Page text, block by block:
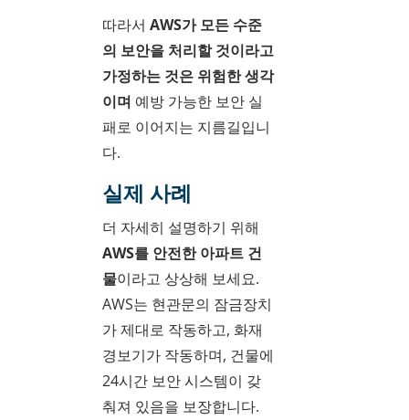
따라서 AWS가 모든 수준
의 보안을 처리할 것이라고
가정하는 것은 위험한 생각
이며 예방 가능한 보안 실
패로 이어지는 지름길입니
다.
실제 사례
더 자세히 설명하기 위해
AWS를 안전한 아파트 건
물이라고 상상해 보세요.
AWS는 현관문의 잠금장치
가 제대로 작동하고, 화재
경보기가 작동하며, 건물에
24시간 보안 시스템이 갖
춰져 있음을 보장합니다.